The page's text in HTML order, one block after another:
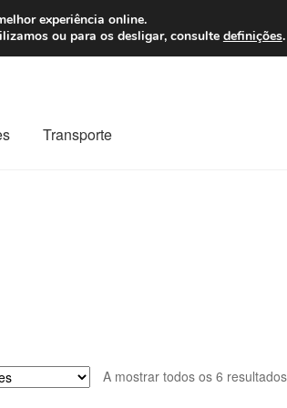
Seg-Sex,
Transporte
A mostrar todos os 6 resultados
experiência online.
ou para os desligar, consulte definições.